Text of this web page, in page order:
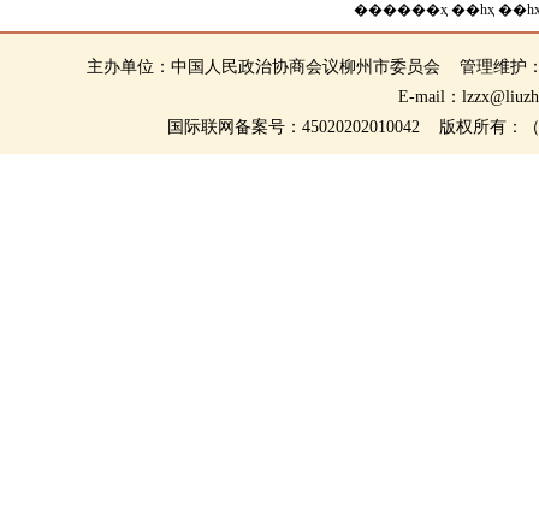
������ҳ ��һҳ
主办单位：中国人民政治协商会议柳州市委员会 管理维护
E-mail：
国际联网备案号：45020202010042 版权所有：